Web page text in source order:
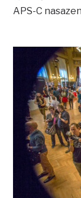
APS-C